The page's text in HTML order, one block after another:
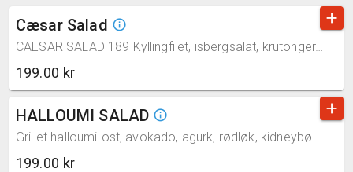
Cæsar Salad info_outline
CAESAR SALAD 189 Kyllingfilet, isbergsalat, krutonger, parmesan-ost og cæsar-dressing
199.00 kr
add
HALLOUMI SALAD info_outline
Grillet halloumi-ost, avokado, agurk, rødløk, kidneybønner og granateple-saus. Serveres med husets dressing (melk)
199.00 kr
add